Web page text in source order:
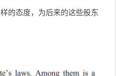
的态度，为后来的这些股东